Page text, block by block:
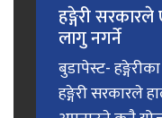
हङ्गेरी सरकारले
लागु नगर्ने
बुडापेस्ट-
हङ्गेरी सरकारले